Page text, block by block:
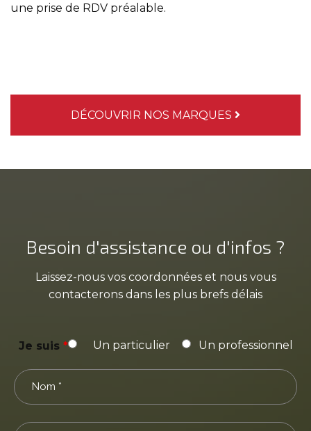
une prise de RDV préalable.
DÉCOUVRIR NOS MARQUES
Besoin d'assistance ou d'infos ?
Laissez-nous vos coordonnées et nous vous
contacterons dans les plus brefs délais
Je suis * Un particulier Un professionnel